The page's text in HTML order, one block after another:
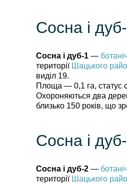
Сосна і
Сосна і дуб-1 —
території Шацького
виділ 19.
Площа — 0,1 га, статус
Охороняються два
близько 150 років, що
Сосна і
Сосна і дуб-2 —
території Шацького